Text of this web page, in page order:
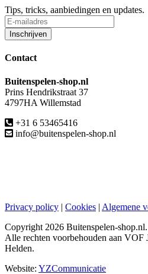
Tips, tricks, aanbiedingen en updates.
Contact
Buitenspelen-shop.nl
Prins Hendrikstraat 37
4797HA Willemstad
+31 6 53465416
info@buitenspelen-shop.nl
Privacy policy | Cookies | Algemene
Copyright 2026 Buitenspelen-shop.nl.
Alle rechten voorbehouden aan VOF
Helden.
Website: YZCommunicatie